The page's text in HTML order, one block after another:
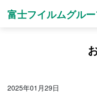
富士フイルムグル
2025年01月29日